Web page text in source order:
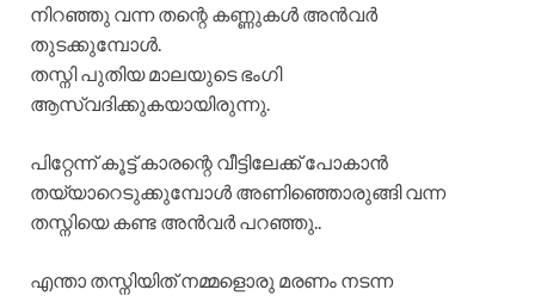
നിറഞ്ഞു വന്ന തന്റെ കണ്ണുകൾ അൻവർ
തുടക്കുമ്പോൾ.
തസ്നി പുതിയ മാലയുടെ ഭംഗി
ആസ്വദിക്കുകയായിരുന്നു.
പിറ്റേന്ന് കൂട്ട് കാരന്റെ വീട്ടിലേക്ക് പോകാൻ
തയ്യാറെടുക്കുമ്പോൾ അണിഞ്ഞൊരുങ്ങി വന്ന
തസ്നിയെ കണ്ട അൻവർ പറഞ്ഞു..
എന്താ തസ്നിയിത് നമ്മളൊരു മരണം നടന്ന